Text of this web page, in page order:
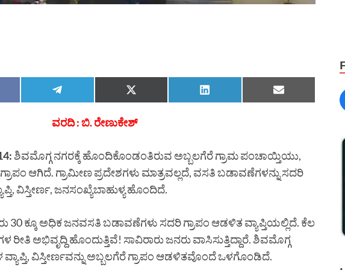
ವರದಿ : ಬಿ. ರೇಣುಕೇಶ್
ಶಿವಮೊಗ್ಗ ನಗರಕ್ಕೆ ಹೊಂದಿಕೊಂಡಂತಿರುವ ಅಬ್ಬಲಗೆರೆ ಗ್ರಾಮ ಪಂಚಾಯ್ತಿಯು,
ಆಗಿದೆ. ಗ್ರಾಮೀಣ ಪ್ರದೇಶಗಳು ಮಾತ್ರವಲ್ಲದೆ, ವಸತಿ ಬಡಾವಣೆಗಳನ್ನು ಸದರಿ
ವಿಸ್ತೀರ್ಣ, ಜನಸಂಖ್ಯೆಬಾಹುಳ್ಯ ಹೊಂದಿದೆ.
30 ಕ್ಕೂ ಅಧಿಕ ಜನವಸತಿ ಬಡಾವಣೆಗಳು ಸದರಿ ಗ್ರಾಪಂ ಆಡಳಿತ ವ್ಯಾಪ್ತಿಯಲ್ಲಿದೆ. ಕೆಲ
ಅಭಿವೃದ್ದಿ ಹೊಂದುತ್ತಿವೆ! ಸಾವಿರಾರು ಜನರು ವಾಸಿಸುತ್ತಿದ್ದಾರೆ. ಶಿವಮೊಗ್ಗ
ವಿಸ್ತೀರ್ಣವನ್ನು ಅಬ್ಬಲಗೆರೆ ಗ್ರಾಪಂ ಆಡಳಿತವೊಂದೆ ಒಳಗೊಂಡಿದೆ.